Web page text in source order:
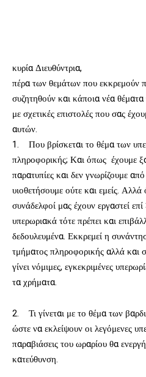
κυρία Διευθύντρια,
πέρα των θεμάτων που εκκρεμούν
συζητηθούν και κάποια νέα
με σχετικές επιστολές που σας
αυτών.
1. Που βρίσκεται το θέμα των
πληροφορικής; Και όπως έχουμε
παρατυπίες και δεν γνωρίζουμε
υιοθετήσουμε ούτε και εμείς.
συνάδελφοί μας έχουν εργαστεί
υπερωριακά τότε πρέπει και
δεδουλευμένα. Εκκρεμεί η
τμήματος πληροφορικής αλλά και
γίνει νόμιμες, εγκεκριμένες
τα χρήματα.
2. Τι γίνεται με το θέμα των
ώστε να εκλείψουν οι λεγόμενες
παραβιάσεις του ωραρίου θα
κατεύθυνση.